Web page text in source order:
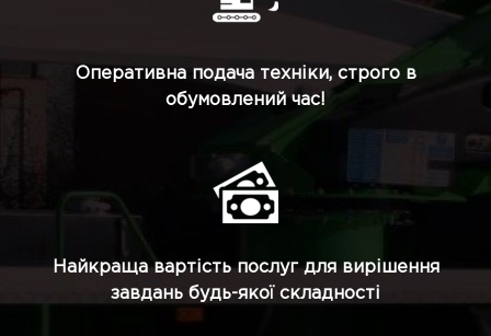
Оперативна подача техніки, строго в
обумовлений час!
Найкраща вартість послуг для вирішення
завдань будь-якої складності